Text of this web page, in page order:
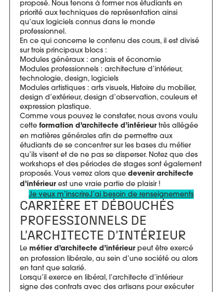
proposé. Nous tenons à former nos étudiants en
priorité aux techniques de représentation ainsi
qu’aux logiciels connus dans le monde
professionnel.
En ce qui concerne le contenu des cours, il est divisé
sur trois principaux blocs :
Modules généraux : anglais et économie
Modules professionnels : architecture d’intérieur,
technologie, design, logiciels
Modules artistiques : arts visuels, Histoire du mobilier,
design d’extérieur, design d’observation, couleurs et
expression plastique.
Comme vous pouvez le constater, nous avons voulu
cette formation d’architecte d’intérieur très allégée
en matières générales afin de permettre aux
étudiants de se concentrer sur les bases du métier
qu’ils visent et de ne pas se disperser. Notez que des
workshops et des périodes de stages sont également
proposés. Vous verrez alors que devenir architecte
d’intérieur est une vraie partie de plaisir !
Je veux m’inscrireJ’ai besoin de renseignements
CARRIÈRE ET DÉBOUCHÉS
PROFESSIONNELS DE
L’ARCHITECTE D’INTÉRIEUR
Le métier d’architecte d’intérieur peut être exercé
en profession libérale, au sein d’une société ou alors
en tant que salarié.
Lorsqu’il exerce en libéral, l’architecte d’intérieur
signe des contrats avec des artisans pour exécuter